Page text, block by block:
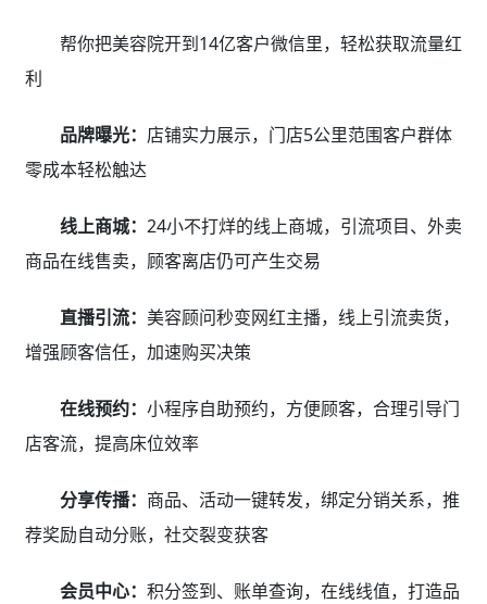
帮你把美容院开到14亿客户微信里，轻松获取流量红
利
品牌曝光： 店铺实力展示，门店5公里范围客户群体
零成本轻松触达
线上商城： 24小不打烊的线上商城，引流项目、外卖
商品在线售卖，顾客离店仍可产生交易
直播引流： 美容顾问秒变网红主播，线上引流卖货，
增强顾客信任，加速购买决策
在线预约： 小程序自助预约，方便顾客，合理引导门
店客流，提高床位效率
分享传播： 商品、活动一键转发，绑定分销关系，推
荐奖励自动分账，社交裂变获客
会员中心： 积分签到、账单查询，在线线值，打造品